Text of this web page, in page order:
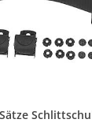
von Parliky
von